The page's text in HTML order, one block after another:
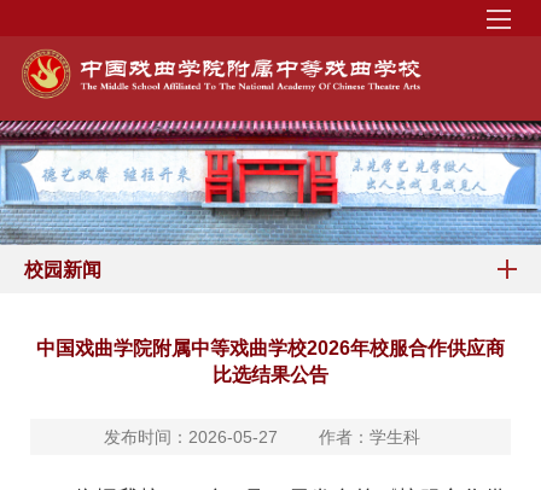
校园新闻
中国戏曲学院附属中等戏曲学校2026年校服合作供应商
比选结果公告
发布时间：2026-05-27 作者：学生科